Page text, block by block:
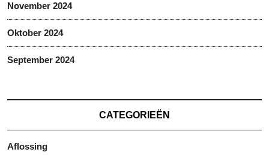
November 2024
Oktober 2024
September 2024
CATEGORIEËN
Aflossing